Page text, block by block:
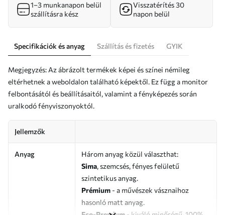
1–3 munkanapon belül
szállításra kész
Visszatérítés 30
napon belül
Specifikációk és anyag Szállítás és fizetés GYIK
Megjegyzés: Az ábrázolt termékek képei és színei némileg
eltérhetnek a weboldalon található képektől. Ez függ a monitor
felbontásától és beállításaitól, valamint a fényképezés során
uralkodó fényviszonyoktól.
Jellemzők
Anyag
Három anyag közül választhat:
Sima, szemcsés, fényes felületű
szintetikus anyag.
Prémium - a művészek vásznaihoz
hasonló matt anyag.